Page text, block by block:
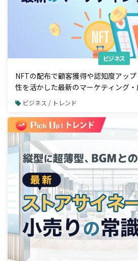
ビジネス
NFTの配布で顧客獲得や認知度アッ
性を活かした最新のマーケティング
ビジネス / トレンド